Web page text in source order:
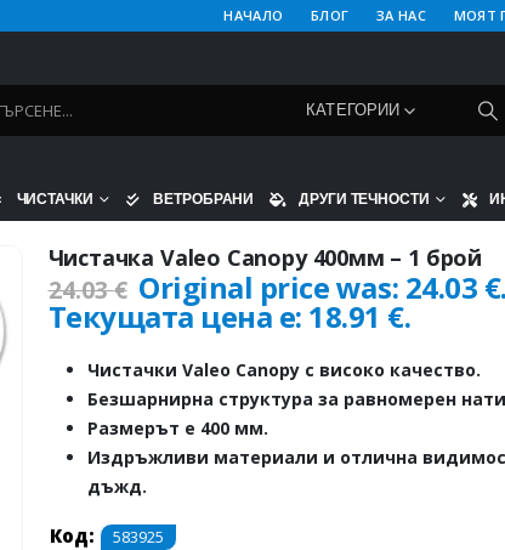
НАЧАЛО БЛОГ ЗА НАС МОЯТ
КАТЕГОРИИ
ЧИСТАЧКИ ВЕТРОБРАНИ ДРУГИ ТЕЧНОСТИ
Чистачка Valeo Canopy 400мм – 1 брой
24.03€ Original price was: 24.03
Текущата цена е: 18.91 €.
Чистачки Valeo Canopy с високо качество.
Безшарнирна структура за равномерен
Размерът е 400 мм.
Издръжливи материали и отлична
дъжд.
Код: 583925